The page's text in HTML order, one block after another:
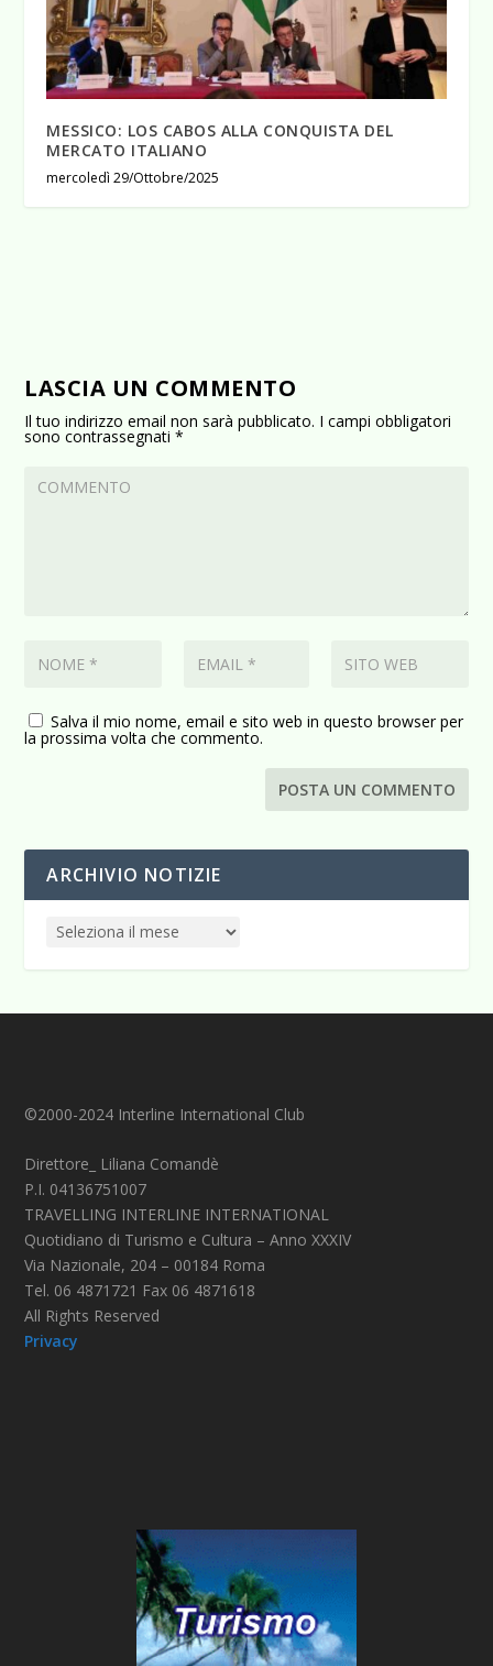
MESSICO: LOS CABOS ALLA CONQUISTA DEL
MERCATO ITALIANO
mercoledì 29/Ottobre/2025
LASCIA UN COMMENTO
Il tuo indirizzo email non sarà pubblicato. I campi obbligatori
sono contrassegnati*
Salva il mio nome, email e sito web in questo browser per
la prossima volta che commento.
ARCHIVIO NOTIZIE
©2000-2024 Interline International Club
Direttore_ Liliana Comandè
P.I. 04136751007
TRAVELLING INTERLINE INTERNATIONAL
Quotidiano di Turismo e Cultura – Anno XXXIV
Via Nazionale, 204 – 00184 Roma
Tel. 06 4871721 Fax 06 4871618
All Rights Reserved
Privacy